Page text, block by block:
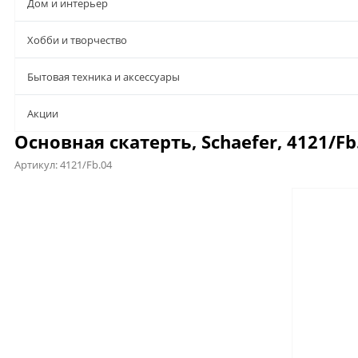
Дом и интерьер
Хобби и творчество
Бытовая техника и аксессуары
Aкции
Основная скатерть, Schaefer, 4121/
Артикул:4121/Fb.04